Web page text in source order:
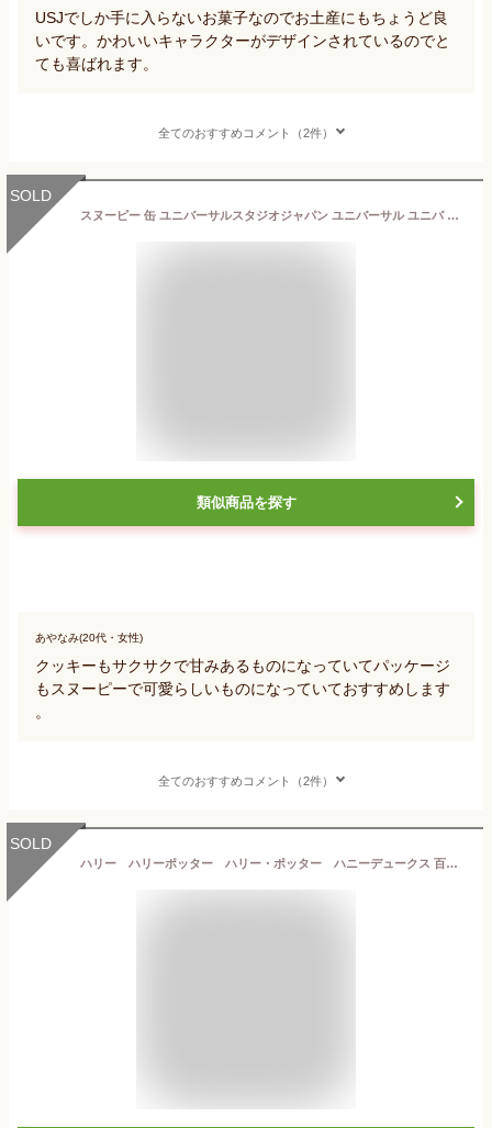
USJでしか手に入らないお菓子なのでお土産にもちょうど良
いです。かわいいキャラクターがデザインされているのでと
ても喜ばれます。
全てのおすすめコメント（2件）
SOLD
スヌーピー 缶 ユニバーサルスタジオジャパン ユニバーサル ユニバ USJ お土産 お菓子 和菓子 洋菓子 クッキー 柿の種 全国送料無料 チャーリーブラウン チョコレート バレンタイン ホワイトデー 友チョコ 義理チョコ 本命チョコ あす楽
類似商品を探す
あやなみ(20代・女性)
クッキーもサクサクで甘みあるものになっていてパッケージ
もスヌーピーで可愛らしいものになっていておすすめします
。
全てのおすすめコメント（2件）
SOLD
ハリー ハリーポッター ハリー・ポッター ハニーデュークス 百味ビーンズ キャンディポット 個包装 個別包装 ボッツ キャニスター 雑貨 ユニバーサルスタジオジャパン ユニバーサル ユニバ USJ お土産 お菓子 缶 全国送料無料 あす楽 バレンタイン ギフト 手土産